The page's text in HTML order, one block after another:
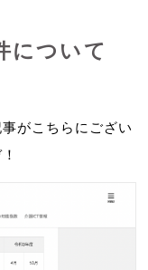
について
がこちらにござい